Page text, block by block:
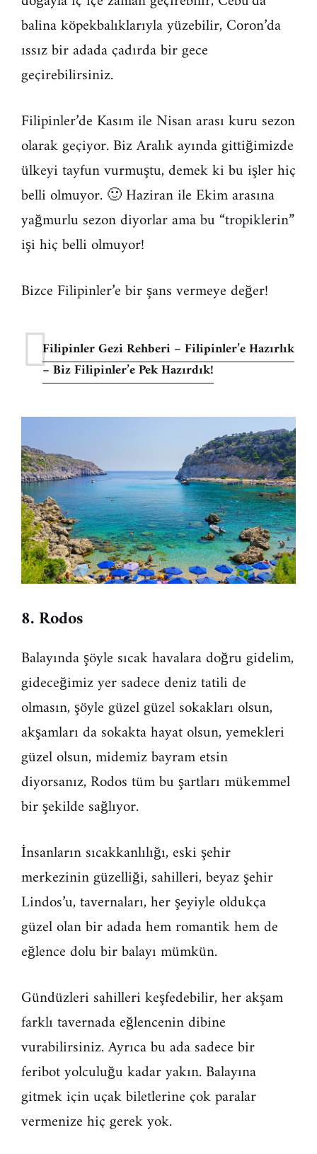
balina köpekbalıklarıyla yüzebilir, Coron’da
ıssız bir adada çadırda bir gece
geçirebilirsiniz.
Filipinler’de Kasım ile Nisan arası kuru sezon
olarak geçiyor. Biz Aralık ayında gittiğimizde
ülkeyi tayfun vurmuştu, demek ki bu işler hiç
belli olmuyor. 🙂 Haziran ile Ekim arasına
yağmurlu sezon diyorlar ama bu “tropiklerin”
işi hiç belli olmuyor!
Bizce Filipinler’e bir şans vermeye değer!
Filipinler Gezi Rehberi – Filipinler’e Hazırlık
– Biz Filipinler’e Pek Hazırdık!
8. Rodos
Balayında şöyle sıcak havalara doğru gidelim,
gideceğimiz yer sadece deniz tatili de
olmasın, şöyle güzel güzel sokakları olsun,
akşamları da sokakta hayat olsun, yemekleri
güzel olsun, midemiz bayram etsin
diyorsanız, Rodos tüm bu şartları mükemmel
bir şekilde sağlıyor.
İnsanların sıcakkanlılığı, eski şehir
merkezinin güzelliği, sahilleri, beyaz şehir
Lindos’u, tavernaları, her şeyiyle oldukça
güzel olan bir adada hem romantik hem de
eğlence dolu bir balayı mümkün.
Gündüzleri sahilleri keşfedebilir, her akşam
farklı tavernada eğlencenin dibine
vurabilirsiniz. Ayrıca bu ada sadece bir
feribot yolculuğu kadar yakın. Balayına
gitmek için uçak biletlerine çok paralar
vermenize hiç gerek yok.